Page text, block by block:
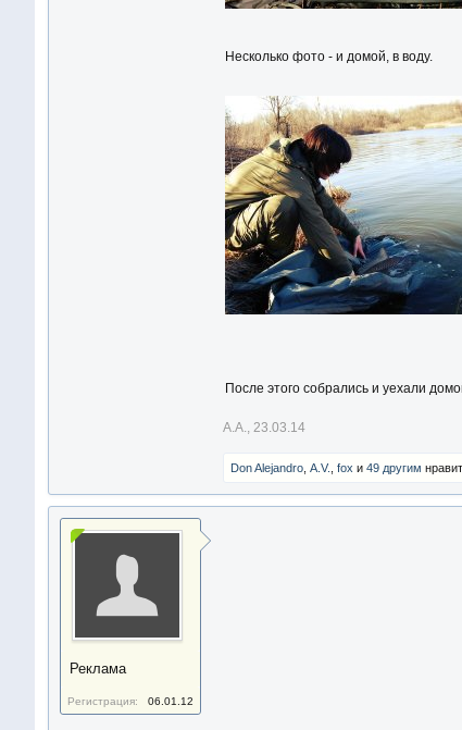
Несколько фото - и домой, в воду.
После этого собрались и уехали
А.А., 23.03.14
Don Alejandro, A.V. fox и 49 другим
Реклама
Регистрация: 06.01.12